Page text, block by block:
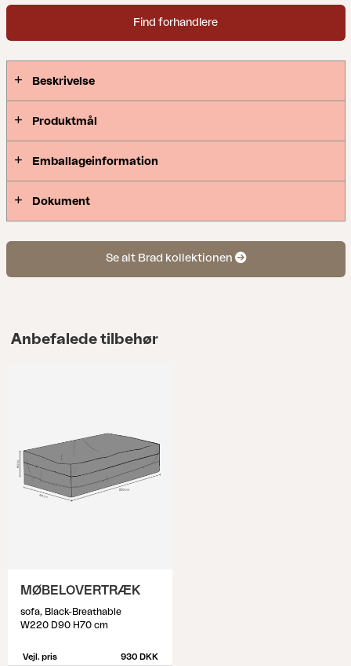
kvalitet. Kompletter sofaerne med Brad sofabord,
og måske endda placere det mindre som en bænk
Find forhandlere
Beskrivelse
Produktmål
Emballageinformation
Dokument
Se alt Brad kollektionen
Anbefalede tilbehør
MØBELOVERTRÆK
sofa, Black-Breathable
W220 D90 H70 cm
Vejl. pris 930 DKK